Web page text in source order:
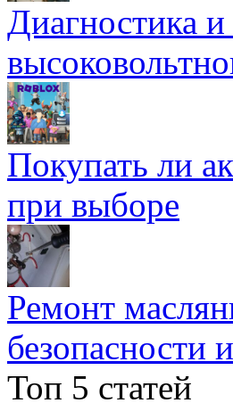
Диагностика
Покупать ли
при выборе
Ремонт
безопасности
Топ 5 статей